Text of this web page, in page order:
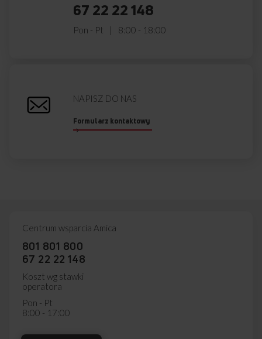
67 22 22 148
Pon - Pt 8:00 - 18:00
NAPISZ DO NAS
Formularz kontaktowy
Centrum wsparcia Amica
801 801 800
67 22 22 148
Koszt wg stawki
operatora
Pon - Pt
8:00 - 17:00